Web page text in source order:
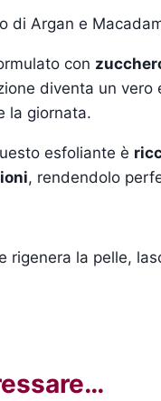
di Argan e
con
diventa un
la giornata.
esfoliante è
, rendendolo
rigenera la pelle,